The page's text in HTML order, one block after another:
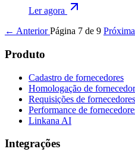
Ler agora
← AnteriorPágina 7 de 9
Produto
Cadastro de fornecedores
Homologação de
Requisições de fornecedores
Performance de
Linkana AI
Integrações